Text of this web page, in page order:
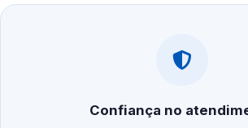
Confiança no